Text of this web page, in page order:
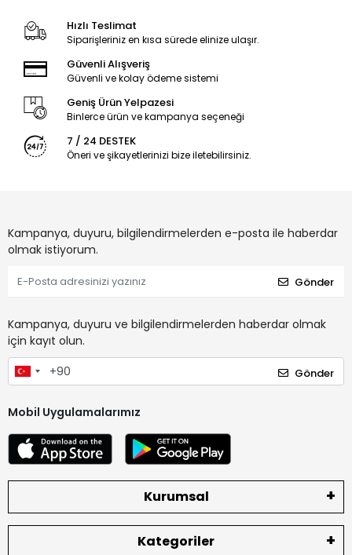
Hızlı Teslimat
Siparişleriniz en kısa sürede elinize ulaşır.
Güvenli Alışveriş
Güvenli ve kolay ödeme sistemi
Geniş Ürün Yelpazesi
Binlerce ürün ve kampanya seçeneği
7 / 24 DESTEK
Öneri ve şikayetlerinizi bize iletebilirsiniz.
Kampanya, duyuru, bilgilendirmelerden e-posta ile haberdar
olmak istiyorum.
Gönder
Kampanya, duyuru ve bilgilendirmelerden haberdar olmak
için kayıt olun.
Gönder
Mobil Uygulamalarımız
Kurumsal
Kategoriler